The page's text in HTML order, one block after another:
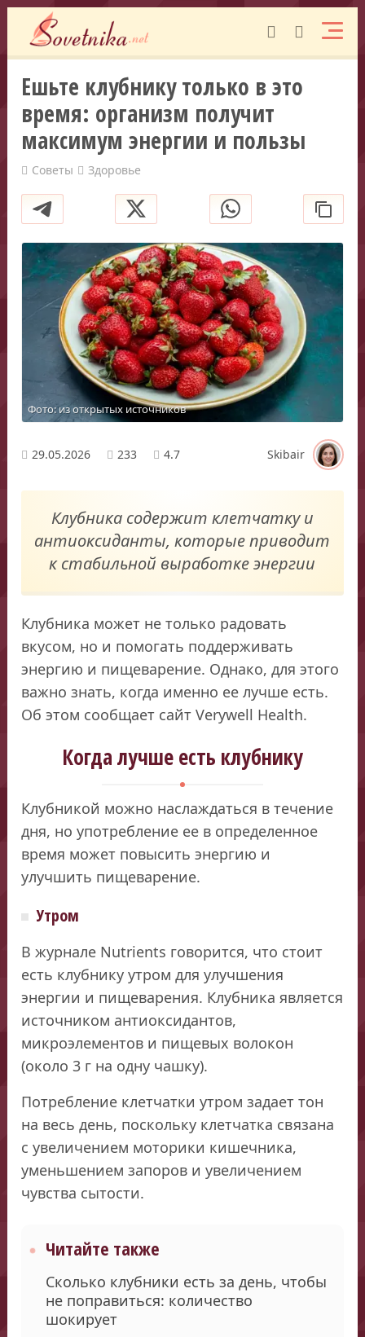
Ешьте клубнику только в это
время: организм получит
максимум энергии и пользы
Советы Здоровье
Фото: из открытых источников
29.05.2026 233 4.7 Skibair
Клубника содержит клетчатку и
антиоксиданты, которые приводит
к стабильной выработке энергии
Клубника может не только радовать
вкусом, но и помогать поддерживать
энергию и пищеварение. Однако, для этого
важно знать, когда именно ее лучше есть.
Об этом сообщает сайт Verywell Нealth.
Когда лучше есть клубнику
Клубникой можно наслаждаться в течение
дня, но употребление ее в определенное
время может повысить энергию и
улучшить пищеварение.
Утром
В журнале Nutrients говорится, что стоит
есть клубнику утром для улучшения
энергии и пищеварения. Клубника является
источником антиоксидантов,
микроэлементов и пищевых волокон
(около 3 г на одну чашку).
Потребление клетчатки утром задает тон
на весь день, поскольку клетчатка связана
с увеличением моторики кишечника,
уменьшением запоров и увеличением
чувства сытости.
Читайте также
Сколько клубники есть за день, чтобы
не поправиться: количество
шокирует